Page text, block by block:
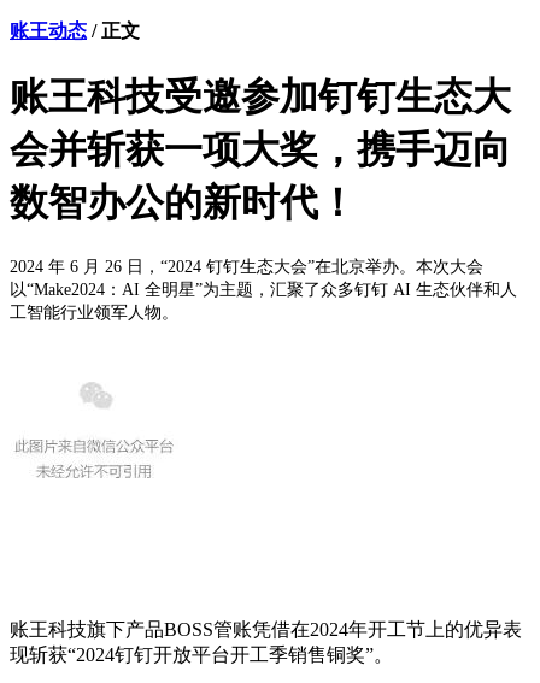
账王动态 / 正文
账王科技受邀参加钉钉生态大
会并斩获一项大奖，携手迈向
数智办公的新时代！
2024 年 6 月 26 日，“2024 钉钉生态大会”在北京举办。本次大会
以“Make2024：AI 全明星”为主题，汇聚了众多钉钉 AI 生态伙伴和人
工智能行业领军人物。
账王科技旗下产品BOSS管账凭借在2024年开工节上的优异表
现斩获“2024钉钉开放平台开工季销售铜奖”。